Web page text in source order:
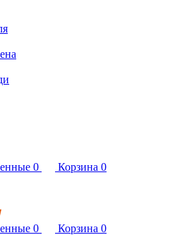
0 Корзина 0
0 Корзина 0